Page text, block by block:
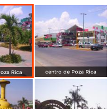
Rica centro de Poza Rica